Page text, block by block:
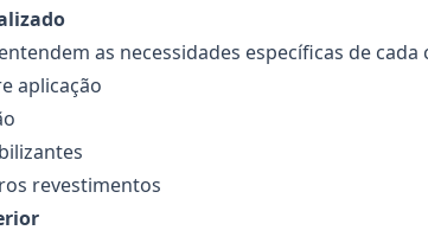
as necessidades específicas de
aplicação
revestimentos